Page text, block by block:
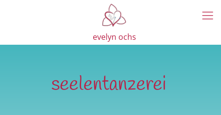
evelyn ochs
seelentanzerei